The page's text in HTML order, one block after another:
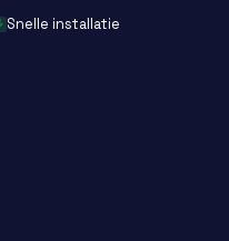
Snelle installatie